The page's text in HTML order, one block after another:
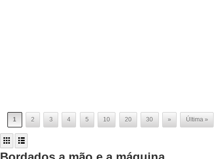
1 2 3 4 5 10 20 30 » Última »